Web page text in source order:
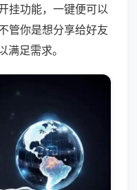
挂功能，一键便可以
管你是想分享给好友
满足需求。